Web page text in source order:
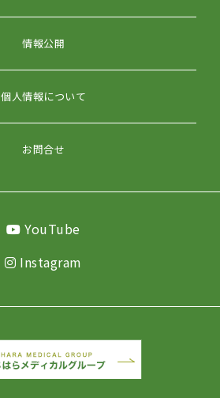
情報公開
個人情報について
お問合せ
YouTube
Instagram